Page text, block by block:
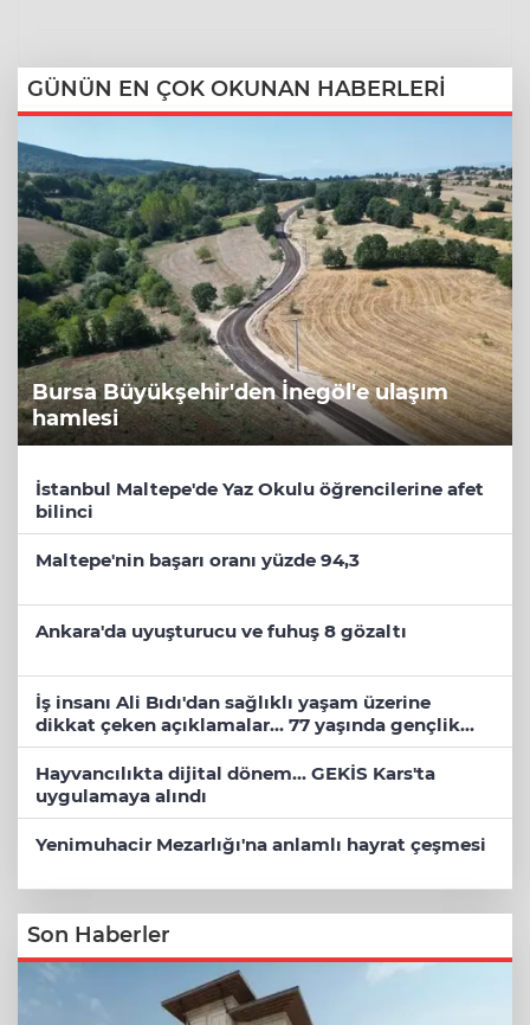
GÜNÜN EN ÇOK OKUNAN HABERLERİ
Bursa Büyükşehir'den İnegöl'e ulaşım
hamlesi
İstanbul Maltepe'de Yaz Okulu öğrencilerine afet
bilinci
Maltepe'nin başarı oranı yüzde 94,3
Ankara'da uyuşturucu ve fuhuş 8 gözaltı
İş insanı Ali Bıdı'dan sağlıklı yaşam üzerine
dikkat çeken açıklamalar... 77 yaşında gençlik
mucizesi
Hayvancılıkta dijital dönem... GEKİS Kars'ta
uygulamaya alındı
Yenimuhacir Mezarlığı'na anlamlı hayrat çeşmesi
Son Haberler